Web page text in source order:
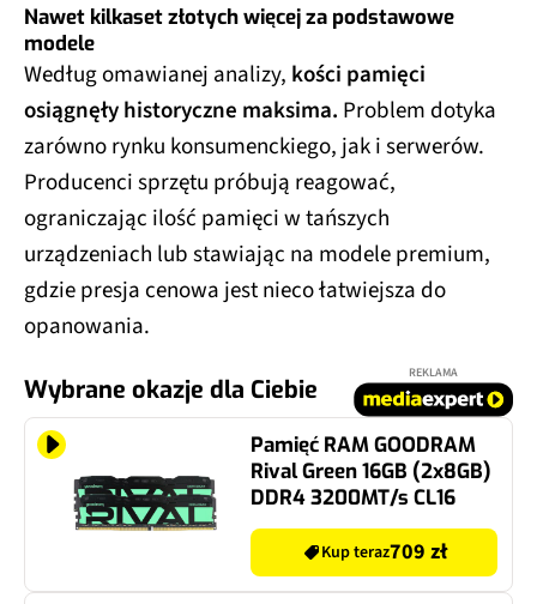
Nawet kilkaset złotych więcej za podstawowe
modele
Według omawianej analizy, kości pamięci
osiągnęły historyczne maksima. Problem dotyka
zarówno rynku konsumenckiego, jak i serwerów.
Producenci sprzętu próbują reagować,
ograniczając ilość pamięci w tańszych
urządzeniach lub stawiając na modele premium,
gdzie presja cenowa jest nieco łatwiejsza do
opanowania.
Wybrane okazje dla Ciebie
REKLAMA
Pamięć RAM GOODRAM
Rival Green 16GB (2x8GB)
DDR4 3200MT/s CL16
Kup teraz709 zł